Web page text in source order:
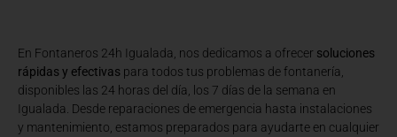
En Fontaneros 24h Igualada , nos dedicamos a ofrecer soluciones
rápidas y efectivas para todos tus problemas de fontanería,
disponibles las 24 horas del día, los 7 días de la semana en
Igualada. Desde reparaciones de emergencia hasta instalaciones
y mantenimiento, estamos preparados para ayudarte en cualquier